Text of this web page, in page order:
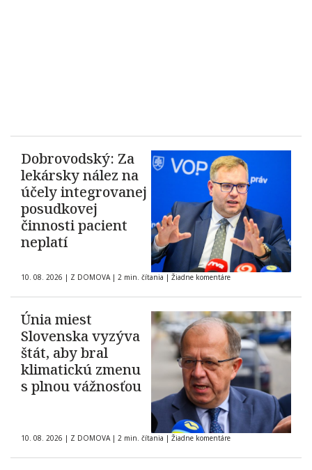
Dobrovodský: Za
lekársky nález na
účely integrovanej
posudkovej
činnosti pacient
neplatí
10. 08. 2026 | Z DOMOVA | 2 min. čítania | Žiadne komentáre
Únia miest
Slovenska vyzýva
štát, aby bral
klimatickú zmenu
s plnou vážnosťou
10. 08. 2026 | Z DOMOVA | 2 min. čítania | Žiadne komentáre